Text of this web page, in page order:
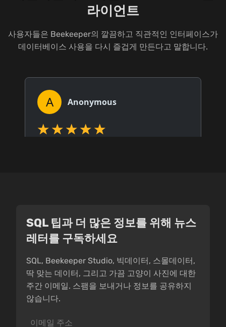
라이언트
사용자들은 Beekeeper의 깔끔하고 직관적인 인터페이스가
데이터베이스 사용을 다시 즐겁게 만든다고 말합니다.
SQL 팁과 더 많은 정보를 위해 뉴스
레터를 구독하세요
SQL, Beekeeper Studio, 빅데이터, 스몰데이터,
딱 맞는 데이터, 그리고 가끔 고양이 사진에 대한
주간 이메일. 스팸을 보내거나 정보를 공유하지
않습니다.